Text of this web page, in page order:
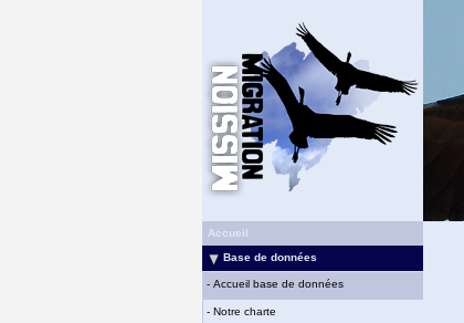
Accueil
Base de données
- Accueil base de données
- Notre charte